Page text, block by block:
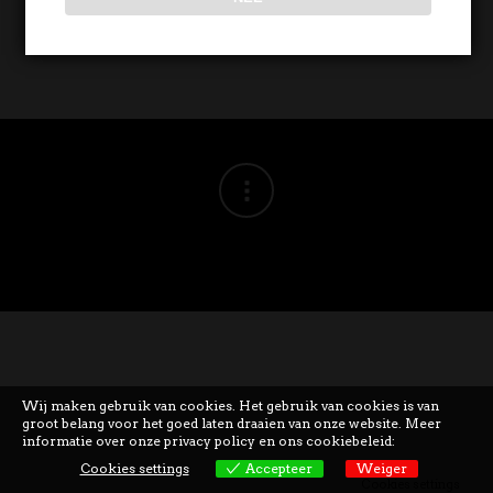
Wij maken gebruik van cookies. Het gebruik van cookies is van
groot belang voor het goed laten draaien van onze website. Meer
informatie over onze privacy policy en ons cookiebeleid:
Cookies settings
Accepteer Weiger